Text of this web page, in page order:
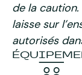
de la
laisse sur
autorisés